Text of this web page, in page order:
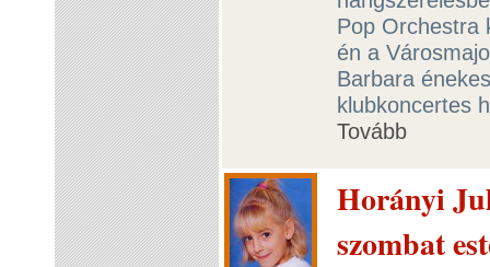
Pop Orchestra
én a
Barbara
klubkoncertes
Tovább
Horányi
szombat